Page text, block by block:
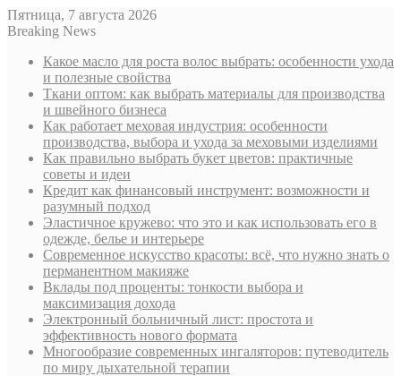
Пятница, 7 августа 2026
Breaking News
Какое масло для роста волос выбрать: особенности ухода
и полезные свойства
Ткани оптом: как выбрать материалы для производства
и швейного бизнеса
Как работает меховая индустрия: особенности
производства, выбора и ухода за меховыми изделиями
Как правильно выбрать букет цветов: практичные
советы и идеи
Кредит как финансовый инструмент: возможности и
разумный подход
Эластичное кружево: что это и как использовать его в
одежде, белье и интерьере
Современное искусство красоты: всё, что нужно знать о
перманентном макияже
Вклады под проценты: тонкости выбора и
максимизация дохода
Электронный больничный лист: простота и
эффективность нового формата
Многообразие современных ингаляторов: путеводитель
по миру дыхательной терапии